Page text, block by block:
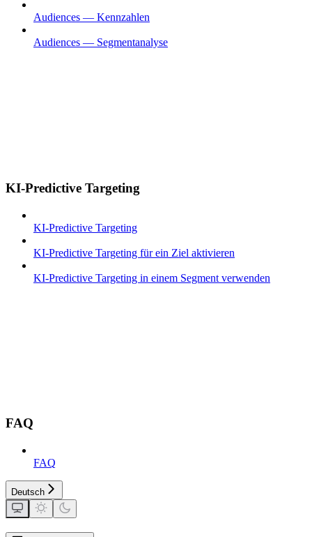
Audiences — Kennzahlen
Audiences — Segmentanalyse
KI-Predictive Targeting
KI-Predictive Targeting
KI-Predictive Targeting für ein Ziel aktivieren
KI-Predictive Targeting in einem Segment verwenden
FAQ
FAQ
Deutsch